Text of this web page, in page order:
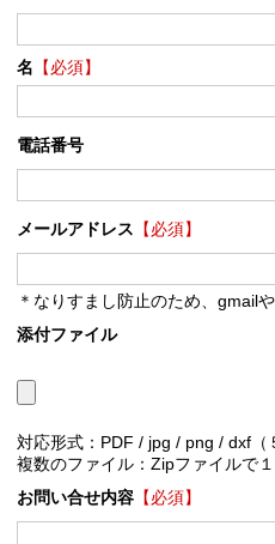
名 【必須】
電話番号
メールアドレス 【必須】
＊なりすまし防止のため、gmail
添付ファイル
対応形式：PDF / jpg / png / dxf（
複数のファイル：Zipファイルで
お問い合せ内容【必須】